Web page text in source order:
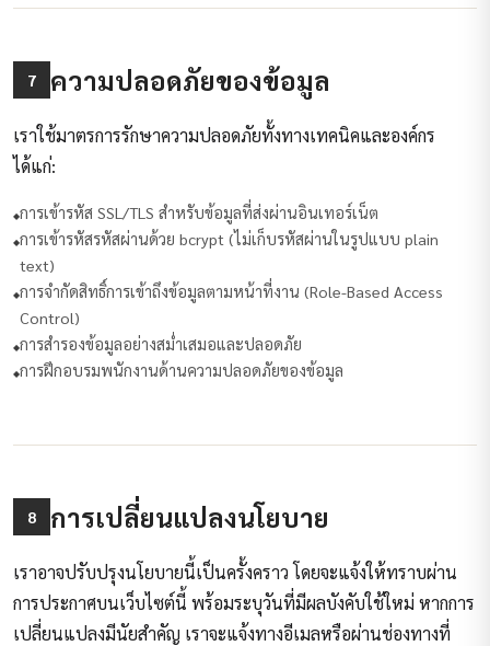
7 ความปลอดภัยของข้อมูล
เราใช้มาตรการรักษาความปลอดภัยทั้งทางเทคนิคและองค์กร
ได้แก่:
การเข้ารหัส SSL/TLS สำหรับข้อมูลที่ส่งผ่านอินเทอร์เน็ต
การเข้ารหัสรหัสผ่านด้วย bcrypt (ไม่เก็บรหัสผ่านในรูปแบบ plain
text)
การจำกัดสิทธิ์การเข้าถึงข้อมูลตามหน้าที่งาน (Role-Based Access
Control)
การสำรองข้อมูลอย่างสม่ำเสมอและปลอดภัย
การฝึกอบรมพนักงานด้านความปลอดภัยของข้อมูล
8 การเปลี่ยนแปลงนโยบาย
เราอาจปรับปรุงนโยบายนี้เป็นครั้งคราว โดยจะแจ้งให้ทราบผ่าน
การประกาศบนเว็บไซต์นี้ พร้อมระบุวันที่มีผลบังคับใช้ใหม่ หากการ
เปลี่ยนแปลงมีนัยสำคัญ เราจะแจ้งทางอีเมลหรือผ่านช่องทางที่